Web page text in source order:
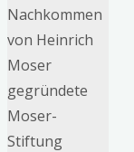
Nachkommen
von Heinrich
Moser
gegründete
Moser-
Stiftung